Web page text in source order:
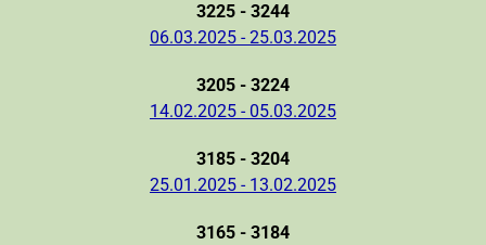
3225 - 3244
06.03.2025 - 25.03.2025
3205 - 3224
14.02.2025 - 05.03.2025
3185 - 3204
25.01.2025 - 13.02.2025
3165 - 3184